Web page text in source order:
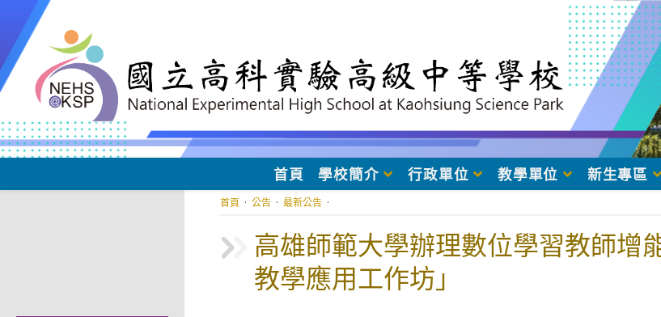
至
主
要
容
首頁 學校簡介 行政單位 教學單位 新生專區
高雄師範大學辦理數位學習教師增
教學應用工作坊」
首頁 · 公告 · 最新公告 ·